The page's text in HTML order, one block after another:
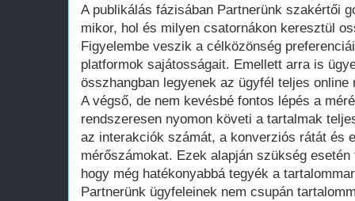
A publikálás fázisában Partnerünk szakértői
mikor, hol és milyen csatornákon keresztül
Figyelembe veszik a célközönség
platformok sajátosságait. Emellett arra is
összhangban legyenek az ügyfél teljes online
A végső, de nem kevésbé fontos lépés a
rendszeresen nyomon követi a tartalmak
az interakciók számát, a konverziós rátát és
mérőszámokat. Ezek alapján szükség
hogy még hatékonyabbá tegyék a
Partnerünk ügyfeleinek nem csupán